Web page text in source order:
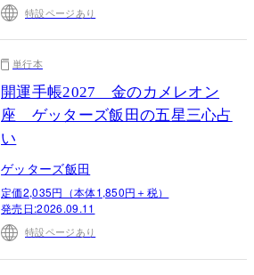
特設ページあり
単行本
開運手帳2027 金のカメレオン
座 ゲッターズ飯田の五星三心占
い
ゲッターズ飯田
定価2,035円（本体1,850円＋税）
発売日:2026.09.11
特設ページあり